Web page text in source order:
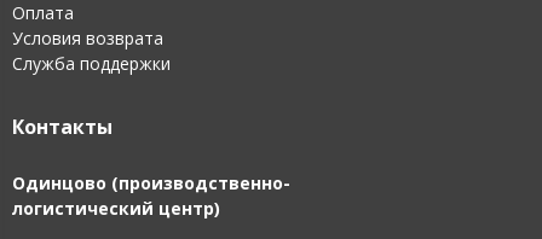
Оплата
Условия возврата
Служба поддержки
Контакты
Одинцово (производственно-
логистический центр)